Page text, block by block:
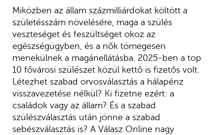
Miközben az állam százmilliárdokat költött a
születésszám növelésére, maga a szülés
veszteséget és feszültséget okoz az
egészségügyben, és a nők tömegesen
menekülnek a magánellátásba. 2025-ben a top
10 fővárosi szülészet közül kettő is fizetős volt.
Létezhet szabad orvosválasztás a hálapénz
visszavezetése nélkül? Ki fizetne ezért: a
családok vagy az állam? És a szabad
szülészválasztás után jönne a szabad
sebészválasztás is? A Válasz Online nagy